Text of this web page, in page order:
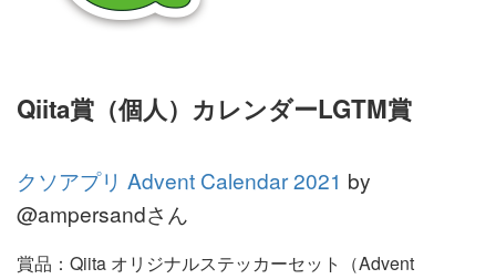
Qiita賞（個人）カレンダーLGTM賞
クソアプリ Advent Calendar 2021 by
@ampersandさん
賞品：Qiita オリジナルステッカーセット（Advent